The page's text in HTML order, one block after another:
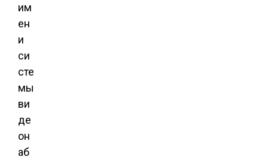
им
ен
и
си
сте
мы
ви
де
он
аб